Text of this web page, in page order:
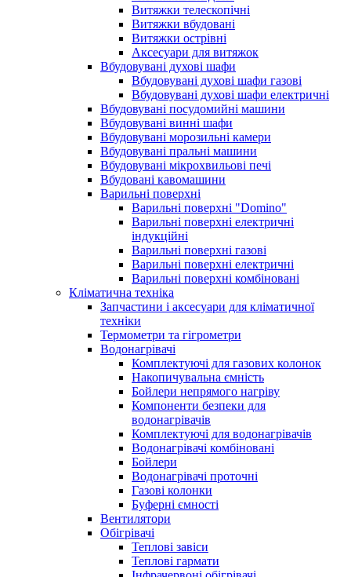
Витяжки телескопічні
Витяжки вбудовані
Витяжки острівні
Аксесуари для витяжок
Вбудовувані духові шафи
Вбудовувані духові шафи газові
Вбудовувані духові шафи електричні
Вбудовувані посудомийні машини
Вбудовувані винні шафи
Вбудовувані морозильні камери
Вбудовувані пральні машини
Вбудовувані мікрохвильові печі
Вбудовані кавомашини
Варильні поверхні
Варильні поверхні "Domino"
Варильні поверхні електричні
індукційні
Варильні поверхні газові
Варильні поверхні електричні
Варильні поверхні комбіновані
Кліматична техніка
Запчастини і аксесуари для кліматичної
техніки
Термометри та гігрометри
Водонагрівачі
Комплектуючі для газових колонок
Накопичувальна ємність
Бойлери непрямого нагріву
Компоненти безпеки для
водонагрівачів
Комплектуючі для водонагрівачів
Водонагрівачі комбіновані
Бойлери
Водонагрівачі проточні
Газові колонки
Буферні ємності
Вентилятори
Обігрівачі
Теплові завіси
Теплові гармати